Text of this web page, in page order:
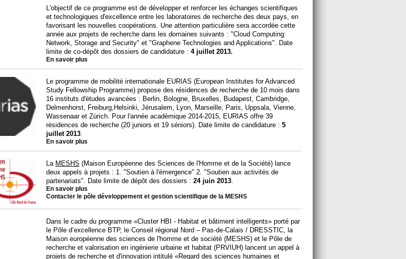
L'objectif de ce programme est de développer et renforcer les échanges scientifiques
et technologiques d'excellence entre les laboratoires de recherche des deux pays, en
favorisant les nouvelles coopérations. Une attention particulière sera accordée cette
année aux projets de recherche dans les domaines suivants : "Cloud Computing:
Network, Storage and Security" et "Graphene Technologies and Applications". Date
limite de co-dépôt des dossiers de candidature : 4 juillet 2013.
En savoir plus
Le programme de mobilité internationale EURIAS (European Institutes for Advanced
Study Fellowship Programme) propose des résidences de recherche de 10 mois dans
16 instituts d'études avancées : Berlin, Bologne, Bruxelles, Budapest, Cambridge,
Delmenhorst, Freiburg,Helsinki, Jérusalem, Lyon, Marseille, Paris, Uppsala, Vienne,
Wassenaar et Zürich. Pour l'année académique 2014-2015, EURIAS offre 39
résidences de recherche (20 juniors et 19 séniors). Date limite de candidature : 5
juillet 2013.
En savoir plus
La MESHS (Maison Européenne des Sciences de l'Homme et de la Société) lance
deux appels à projets : 1. "Soutien à l'émergence" 2. "Soutien aux activités de
partenariats". Date limite de dépôt des dossiers : 24 juin 2013.
En savoir plus
Contacter le pôle développement et gestion scientifique de la MESHS
Dans le cadre du programme «Cluster HBI - Habitat et bâtiment intelligents» porté par
le Pôle d’excellence BTP, le Conseil régional Nord – Pas-de-Calais / DRESSTIC, la
Maison européenne des sciences de l'homme et de société (MESHS) et le Pôle de
recherche et valorisation en ingénierie urbaine et habitat (PRVIUH) lancent un appel à
projets de recherche et d'innovation intitulé «Regard des sciences humaines et